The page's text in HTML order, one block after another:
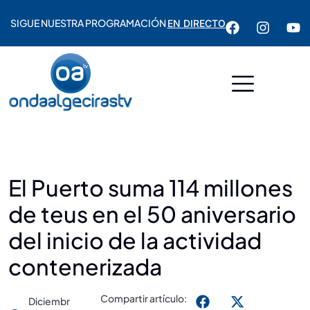
SIGUE NUESTRA PROGRAMACIÓNEN DIRECTO
El Puerto suma 114 millones
de teus en el 50 aniversario
del inicio de la actividad
contenerizada
Diciembr
Compartir artículo: